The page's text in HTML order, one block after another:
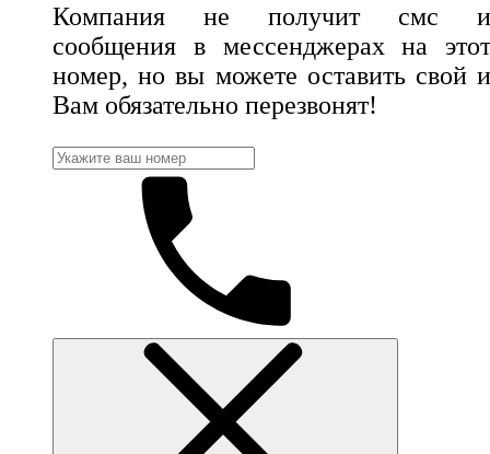
Компания не получит смс и
сообщения в мессенджерах на этот
номер, но вы можете оставить свой и
Вам обязательно перезвонят!